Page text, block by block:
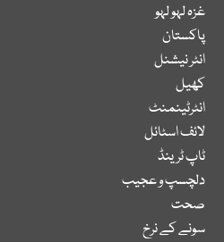
غزہ لہو لہو
پاکستان
انٹر نیشنل
کھیل
انٹرٹینمنٹ
لائف اسٹائل
ٹاپ ٹرینڈ
دلچسپ و عجیب
صحت
سونے کے نرخ